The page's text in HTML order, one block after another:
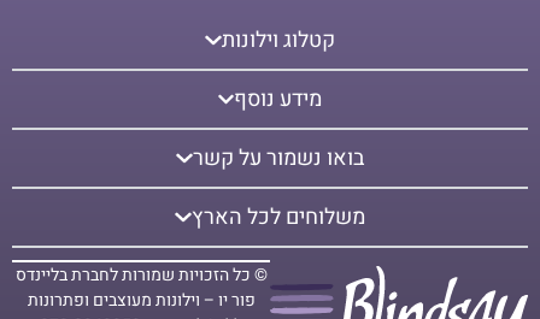
© כל הזכויות שמורות לחברת בליינדס
פור יו – וילונות מעוצבים ופתרונות
קטלוג וילונות
מידע נוסף
בואו נשמור על קשר
משלוחים לכל הארץ